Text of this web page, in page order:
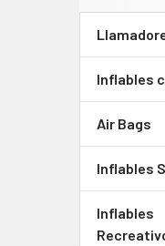
Barra
lateral
Inflables
Air Bags
Inflables
Inflables